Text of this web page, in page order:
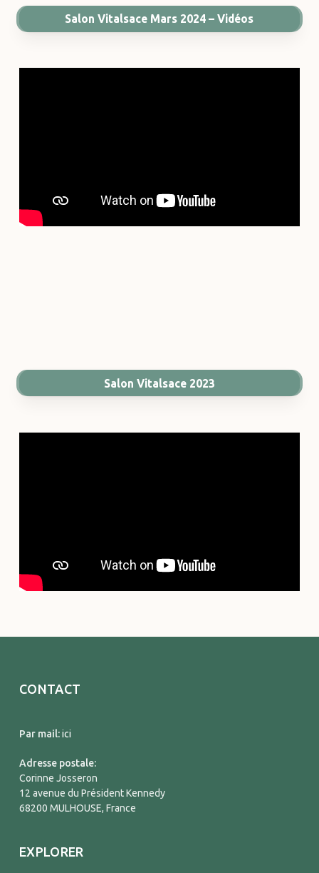
Salon Vitalsace Mars 2024 – Vidéos
Salon Vitalsace 2023
CONTACT
Par mail:ici
Adresse postale:
Corinne Josseron
12 avenue du Président Kennedy
68200 MULHOUSE, France
EXPLORER